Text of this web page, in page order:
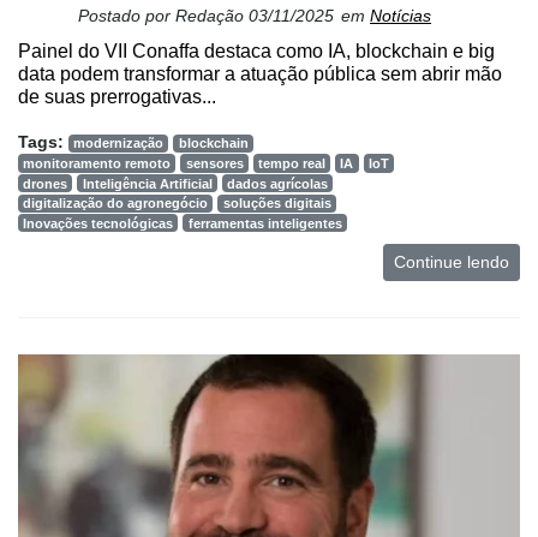
Postado por Redação 03/11/2025 em Notícias
Painel do VII Conaffa destaca como IA, blockchain e big
data podem transformar a atuação pública sem abrir mão
de suas prerrogativas...
Tags: modernização
blockchain
monitoramento remoto
sensores tempo real IA
IoT
drones
Inteligência Artificial
dados agrícolas
digitalização do agronegócio
soluções digitais
Inovações tecnológicas
ferramentas inteligentes
Continue lendo